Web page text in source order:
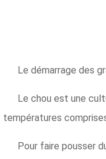
Le démarrage des
Le chou est une
températures
Pour faire pousser